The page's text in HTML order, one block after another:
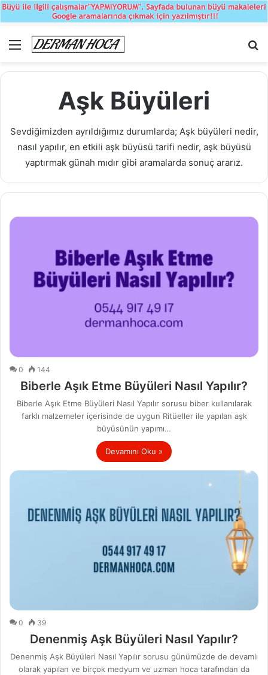
Menü
Aşk Büyüleri
Sevdiğimizden ayrıldığımız durumlarda; Aşk büyüleri nedir,
nasıl yapılır, en etkili aşk büyüsü tarifi nedir, aşk büyüsü
yaptırmak günah mıdır gibi aramalarda sonuç ararız.
0 144
Biberle Aşık Etme Büyüleri Nasıl Yapılır?
Biberle Aşık Etme Büyüleri Nasıl Yapılır sorusu biber kullanılarak
farklı malzemeler içerisinde de uygun Ritüeller ile yapılan aşk
büyüsünün yapımı…
Devamını Oku »
0 39
Denenmiş Aşk Büyüleri Nasıl Yapılır?
Denenmiş Aşk Büyüleri Nasıl Yapılır sorusu günümüzde de devamlı
olarak yapılan ve birçok medyum ve uzman hoca tarafından da